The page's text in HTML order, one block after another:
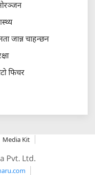
जान्न चाहन्छन
फिचर
Media Kit
Pvt. Ltd.